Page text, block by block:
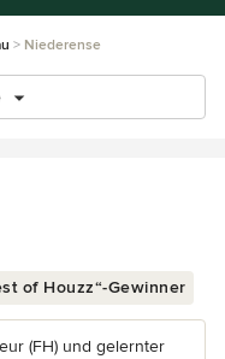
Niederense
Sternen
of Houzz“-Gewinner
(FH) und gelernter